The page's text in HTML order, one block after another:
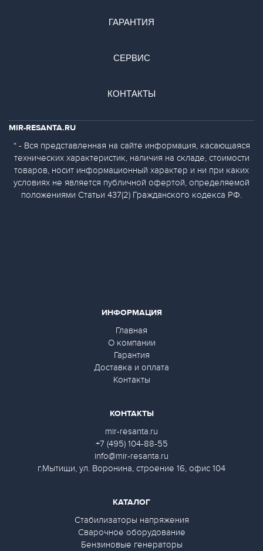
ГАРАНТИЯ
СЕРВИС
КОНТАКТЫ
ИНФОРМАЦИЯ
Главная
О компании
Гарантия
Доставка и оплата
Контакты
КАТАЛОГ
Стабилизаторы напряжения
Сварочное оборудование
Бензиновые генераторы
КОНТАКТЫ
mir-resanta.ru
+7 (495) 104-88-55
info@mir-resanta.ru
г.Мытищи, ул. Воронина, строение 16, офис 104
MIR-RESANTA.RU
* - Вся представленная на сайте информация, касающаяся
технических характеристик, наличия на складе, стоимости
товаров, носит информационный характер и ни при каких
условиях не является публичной офертой, определяемой
положениями Статьи 437(2) Гражданского кодекса РФ.